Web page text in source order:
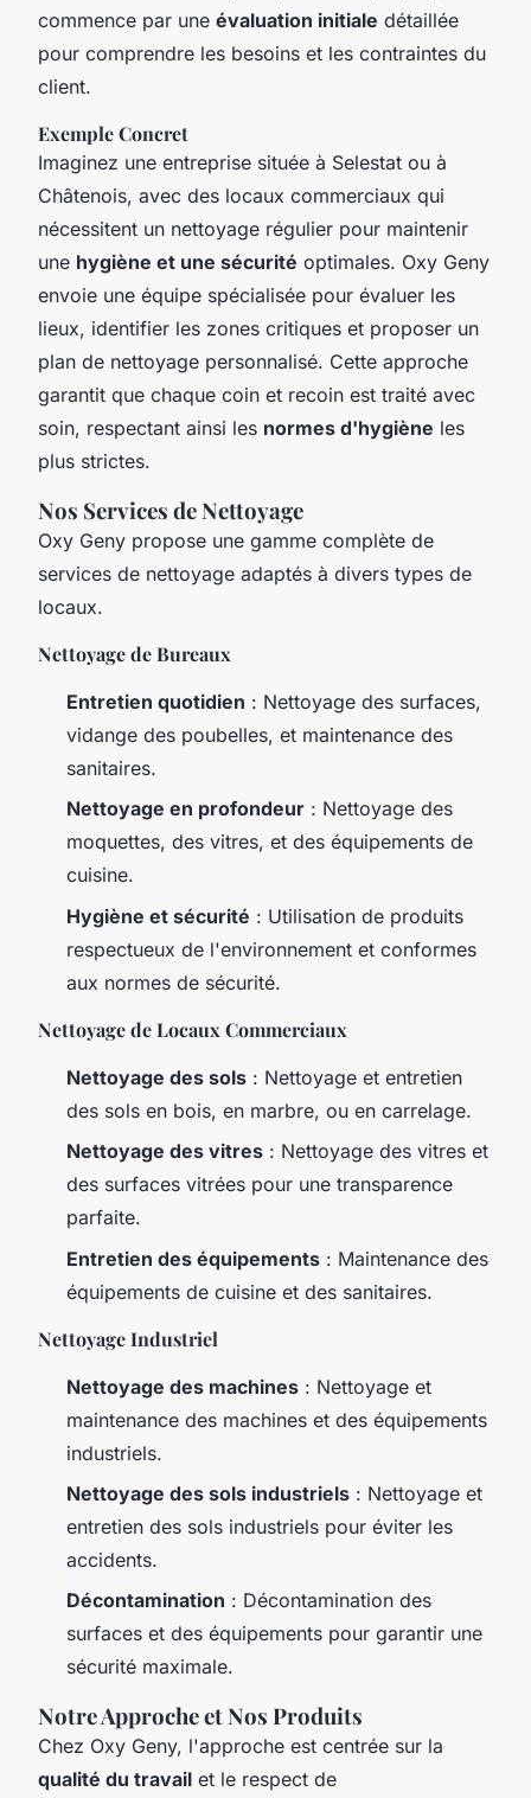
commence par une évaluation initiale détaillée
pour comprendre les besoins et les contraintes du
client.
Exemple Concret
Imaginez une entreprise située à Selestat ou à
Châtenois, avec des locaux commerciaux qui
nécessitent un nettoyage régulier pour maintenir
une hygiène et une sécurité optimales. Oxy Geny
envoie une équipe spécialisée pour évaluer les
lieux, identifier les zones critiques et proposer un
plan de nettoyage personnalisé. Cette approche
garantit que chaque coin et recoin est traité avec
soin, respectant ainsi les normes d'hygiène les
plus strictes.
Nos Services de Nettoyage
Oxy Geny propose une gamme complète de
services de nettoyage adaptés à divers types de
locaux.
Nettoyage de Bureaux
Entretien quotidien : Nettoyage des surfaces,
vidange des poubelles, et maintenance des
sanitaires.
Nettoyage en profondeur : Nettoyage des
moquettes, des vitres, et des équipements de
cuisine.
Hygiène et sécurité : Utilisation de produits
respectueux de l'environnement et conformes
aux normes de sécurité.
Nettoyage de Locaux Commerciaux
Nettoyage des sols : Nettoyage et entretien
des sols en bois, en marbre, ou en carrelage.
Nettoyage des vitres : Nettoyage des vitres et
des surfaces vitrées pour une transparence
parfaite.
Entretien des équipements : Maintenance des
équipements de cuisine et des sanitaires.
Nettoyage Industriel
Nettoyage des machines : Nettoyage et
maintenance des machines et des équipements
industriels.
Nettoyage des sols industriels : Nettoyage et
entretien des sols industriels pour éviter les
accidents.
Décontamination : Décontamination des
surfaces et des équipements pour garantir une
sécurité maximale.
Notre Approche et Nos Produits
Chez Oxy Geny, l'approche est centrée sur la
qualité du travail et le respect de